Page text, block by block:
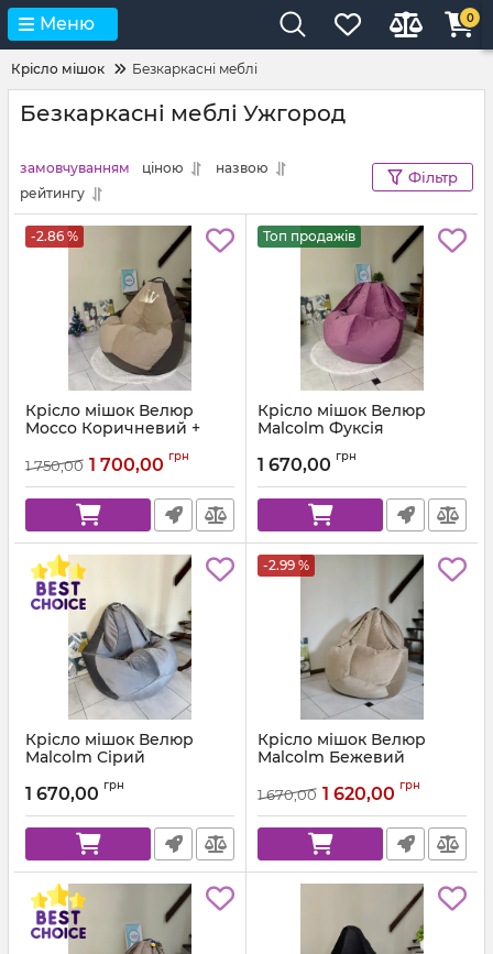
Меню 0
Крісло мішок Безкаркасні меблі
Безкаркасні меблі Ужгород
замовчуванням ціною
назвою
рейтингу
Фільтр
-2.86 %
Крісло мішок Велюр
Mocco Коричневий +
Корона
1 750,00 1 700,00 грн
Топ продажів
Крісло мішок Велюр
Malcolm Фуксія
1 670,00 грн
Крісло мішок Велюр
Malcolm Сірий
1 670,00 грн
-2.99 %
Крісло мішок Велюр
Malcolm Бежевий
1 670,00 1 620,00 грн